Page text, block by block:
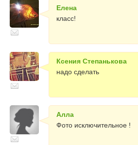
Елена
класс!
Ксения Степанькова
надо сделать
Алла
Фото исключительное !